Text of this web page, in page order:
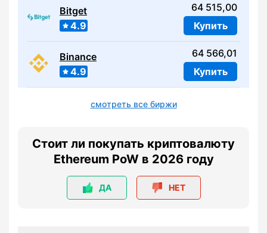
Bitget
4.9
64 515,00
Купить
Binance
4.9
64 566,01
Купить
смотреть все биржи
Стоит ли покупать криптовалюту
Ethereum PoW в 2026 году
ДА НЕТ